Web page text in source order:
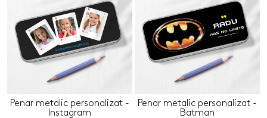
Penar metalic personalizat -
Instagram
Penar metalic personalizat -
Batman